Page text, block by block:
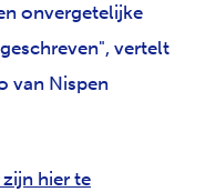
onvergetelijke
vertelt
van Nispen
hier te